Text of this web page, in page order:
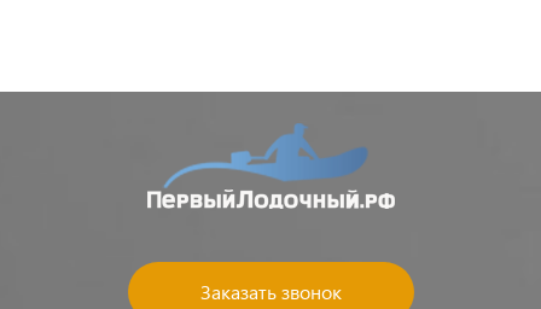
Заказать звонок